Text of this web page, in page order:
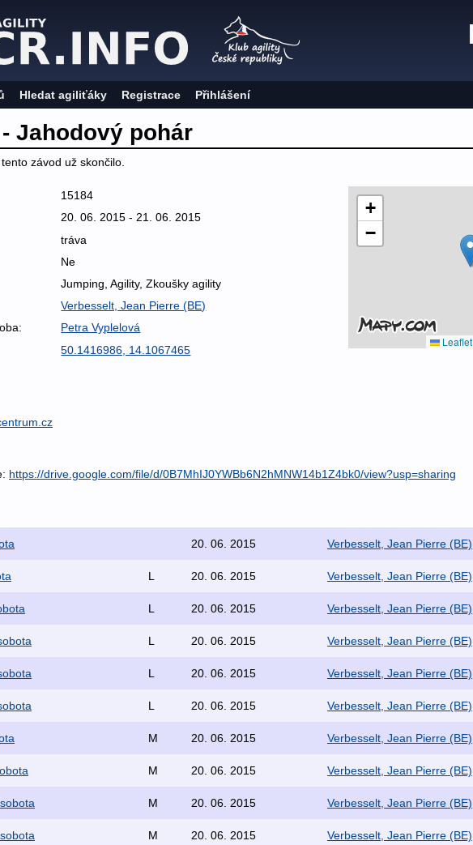
Hledat agiliťáky Registrace Přihlášení
Jahodový pohár
závod už skončilo.
15184
20. 06. 2015 - 21. 06. 2015
tráva
Ne
Jumping, Agility, Zkoušky agility
Verbesselt, Jean Pierre (BE)
Petra Vyplelová
50.1416986, 14.1067465
+
−
Leaflet
https://drive.google.com/file/d/0B7MhIJ0YWBb6N2hMNW14b1Z4bk0/view?usp=sharing
20. 06. 2015 Verbesselt, Jean Pierre (BE)
L 20. 06. 2015 Verbesselt, Jean Pierre (BE)
L 20. 06. 2015 Verbesselt, Jean Pierre (BE)
L 20. 06. 2015 Verbesselt, Jean Pierre (BE)
L 20. 06. 2015 Verbesselt, Jean Pierre (BE)
L 20. 06. 2015 Verbesselt, Jean Pierre (BE)
M 20. 06. 2015 Verbesselt, Jean Pierre (BE)
M 20. 06. 2015 Verbesselt, Jean Pierre (BE)
M 20. 06. 2015 Verbesselt, Jean Pierre (BE)
M 20. 06. 2015 Verbesselt, Jean Pierre (BE)